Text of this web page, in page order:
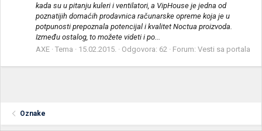
kada su u pitanju kuleri i ventilatori, a VipHouse je jedna od
poznatijih domaćih prodavnica računarske opreme koja je u
potpunosti prepoznala potencijal i kvalitet Noctua proizvoda.
Između ostalog, to možete videti i po...
AXE Tema 15.02.2015. Odgovora: 62 Forum: Vesti sa portala
Oznake